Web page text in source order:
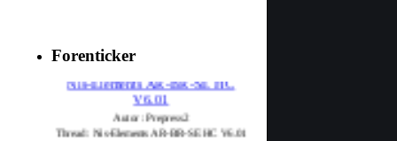
Forenticker
V6.01
Autor : Prepress2
Thread : Nis-Elements AR-BR-SE HC V6.01
(29.7.26 - 20:59 Uhr)